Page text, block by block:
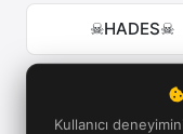
Kullanıcı
☠HADES☠